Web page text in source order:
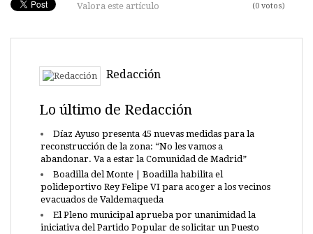
Valora este artículo (0 votos)
Redacción
Lo último de Redacción
Díaz Ayuso presenta 45 nuevas medidas para la
reconstrucción de la zona: “No les vamos a
abandonar. Va a estar la Comunidad de Madrid”
Boadilla del Monte | Boadilla habilita el
polideportivo Rey Felipe VI para acoger a los vecinos
evacuados de Valdemaqueda
El Pleno municipal aprueba por unanimidad la
iniciativa del Partido Popular de solicitar un Puesto